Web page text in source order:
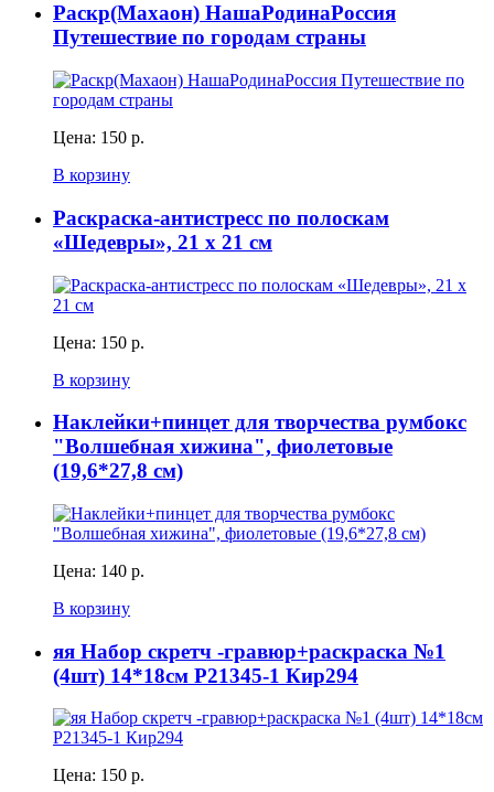
Раскр(Махаон) НашаРодинаРоссия
Путешествие по городам страны
Цена: 150 р.
В корзину
Раскраска-антистресс по полоскам
«Шедевры», 21 х 21 см
Цена: 150 р.
В корзину
Наклейки+пинцет для творчества румбокс
"Волшебная хижина", фиолетовые
(19,6*27,8 см)
Цена: 140 р.
В корзину
яя Набор скретч -гравюр+раскраска №1
(4шт) 14*18см Р21345-1 Кир294
Цена: 150 р.